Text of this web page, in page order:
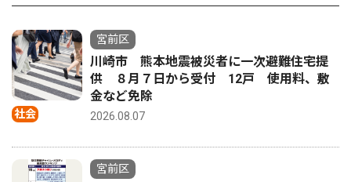
社会
宮前区
川崎市 熊本地震被災者に一次避難住宅提
供 ８月７日から受付 12戸 使用料、敷
金など免除
2026.08.07
宮前区